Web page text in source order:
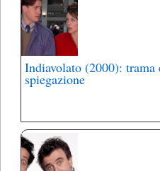
Indiavolato (2000): trama
spiegazione